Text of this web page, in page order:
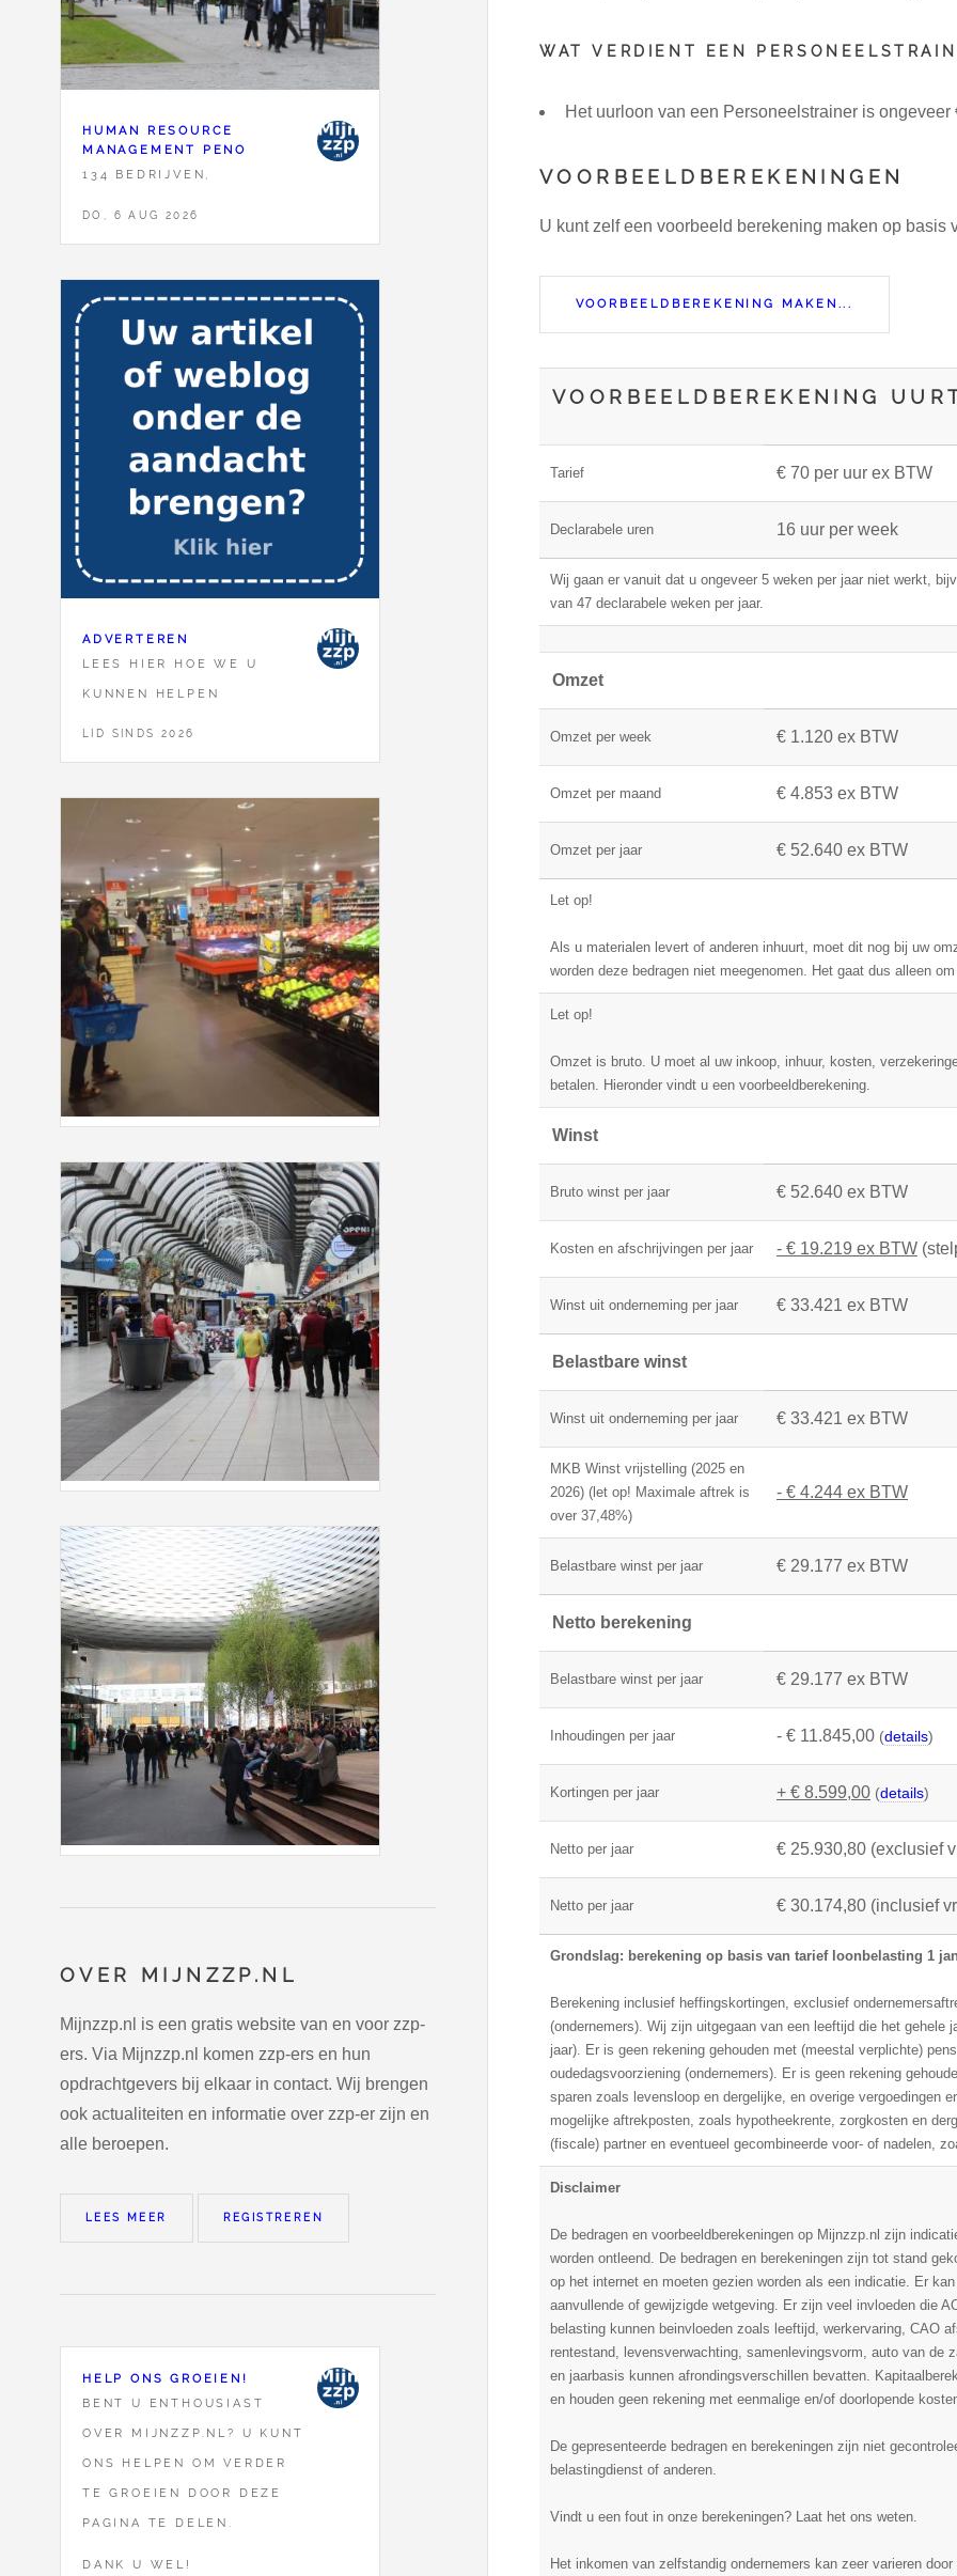
HUMAN RESOURCE
MANAGEMENT PENO
134 BEDRIJVEN,
DO, 6 AUG 2026
ADVERTEREN
LEES HIER HOE WE U
KUNNEN HELPEN
LID SINDS 2026
OVER MIJNZZP.NL
Mijnzzp.nl is een gratis website van en voor zzp-
ers. Via Mijnzzp.nl komen zzp-ers en hun
opdrachtgevers bij elkaar in contact. Wij brengen
ook actualiteiten en informatie over zzp-er zijn en
alle beroepen.
LEES MEER REGISTREREN
HELP ONS GROEIEN!
BENT U ENTHOUSIAST
OVER MIJNZZP.NL? U KUNT
ONS HELPEN OM VERDER
TE GROEIEN DOOR DEZE
PAGINA TE DELEN.
DANK U WEL!
WAT VERDIENT EEN
Het uurloon van een Personeelstrainer is ongeveer
VOORBEELDBEREKENINGEN
U kunt zelf een voorbeeld berekening maken op basis
VOORBEELDBEREKENING MAKEN...
VOORBEELDBEREKENING
Tarief € 70 per uur ex BTW
Declarabele uren 16 uur per week
Wij gaan er vanuit dat u ongeveer 5 weken per jaar niet werkt,
van 47 declarabele weken per jaar.
Omzet
Omzet per week € 1.120 ex BTW
Omzet per maand € 4.853 ex BTW
Omzet per jaar € 52.640 ex BTW
Let op!
Als u materialen levert of anderen inhuurt, moet dit nog bij uw
worden deze bedragen niet meegenomen. Het gaat dus alleen
Let op!
Omzet is bruto. U moet al uw inkoop, inhuur, kosten,
betalen. Hieronder vindt u een voorbeeldberekening.
Winst
Bruto winst per jaar € 52.640 ex BTW
Kosten en afschrijvingen per jaar - € 19.219 ex BTW
Winst uit onderneming per jaar € 33.421 ex BTW
Belastbare winst
Winst uit onderneming per jaar € 33.421 ex BTW
MKB Winst vrijstelling (2025 en
2026) (let op! Maximale aftrek is
over 37,48%)
- € 4.244 ex BTW
Belastbare winst per jaar € 29.177 ex BTW
Netto berekening
Belastbare winst per jaar € 29.177 ex BTW
Inhoudingen per jaar - € 11.845,00 (details)
Kortingen per jaar + € 8.599,00 (details)
Netto per jaar € 25.930,80 (exclusief
Netto per jaar € 30.174,80 (inclusief
Grondslag: berekening op basis van tarief loonbelasting 1
Berekening inclusief heffingskortingen, exclusief
(ondernemers). Wij zijn uitgegaan van een leeftijd die het gehele
jaar). Er is geen rekening gehouden met (meestal verplichte)
oudedagsvoorziening (ondernemers). Er is geen rekening
sparen zoals levensloop en dergelijke, en overige vergoedingen
mogelijke aftrekposten, zoals hypotheekrente, zorgkosten en
(fiscale) partner en eventueel gecombineerde voor- of nadelen,
Disclaimer
De bedragen en voorbeeldberekeningen op Mijnzzp.nl zijn
worden ontleend. De bedragen en berekeningen zijn tot stand
op het internet en moeten gezien worden als een indicatie. Er
aanvullende of gewijzigde wetgeving. Er zijn veel invloeden die
belasting kunnen beinvloeden zoals leeftijd, werkervaring, CAO
rentestand, levensverwachting, samenlevingsvorm, auto van de
en jaarbasis kunnen afrondingsverschillen bevatten.
en houden geen rekening met eenmalige en/of doorlopende
De gepresenteerde bedragen en berekeningen zijn niet
belastingdienst of anderen.
Vindt u een fout in onze berekeningen? Laat het ons weten.
Het inkomen van zelfstandig ondernemers kan zeer varieren